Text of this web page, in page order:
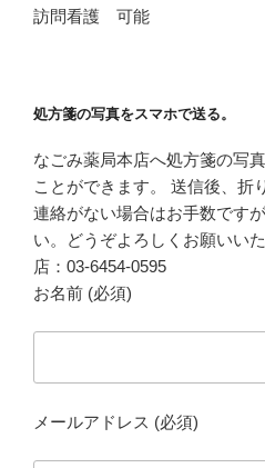
訪問看護 可能
処方箋の写真をスマホで送る。
なごみ薬局本店へ処方箋の写
ことができます。 送信後、折
連絡がない場合はお手数です
い。どうぞよろしくお願いい
店：03-6454-0595
お名前 (必須)
メールアドレス (必須)